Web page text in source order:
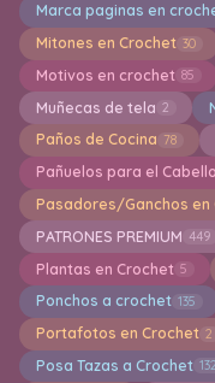
Marca paginas en
Mitones en Crochet 30
Motivos en crochet 85
Muñecas de tela 2
Paños de Cocina 78
Pañuelos para el
Pasadores/Ganchos en
PATRONES PREMIUM 449
Plantas en Crochet 5
Ponchos a crochet 135
Portafotos en Crochet 2
Posa Tazas a Crochet 132